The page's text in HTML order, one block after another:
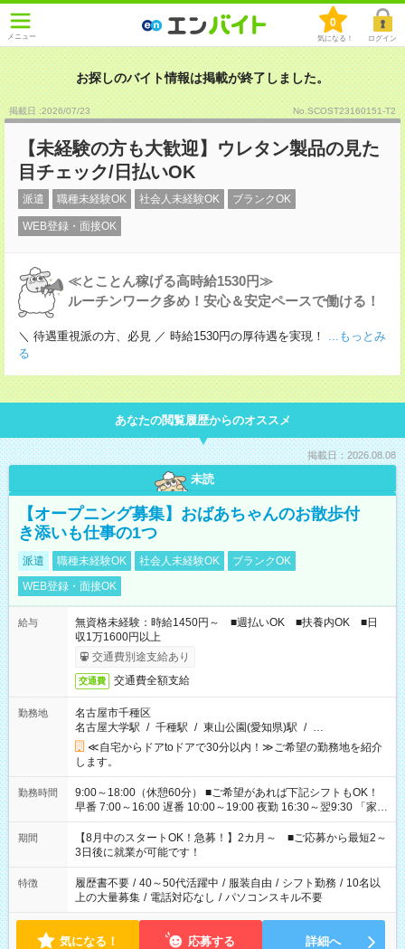
メニュー
0
気になる！ ログイン
お探しのバイト情報は掲載が終了しました。
掲載日 :2026/07/23 No.SCOST23160151-T2
【未経験の方も大歓迎】ウレタン製品の見た
目チェック/日払いOK
派遣 職種未経験OK 社会人未経験OK ブランクOK
WEB登録・面接OK
≪とことん稼げる高時給1530円≫
ルーチンワーク多め！安心＆安定ペースで働ける！
＼ 待遇重視派の方、必見 ／ 時給1530円の厚待遇を実現！
...もっとみ
る
あなたの閲覧履歴からのオススメ
掲載日：2026.08.08
未読
【オープニング募集】おばあちゃんのお散歩付
き添いも仕事の1つ
派遣 職種未経験OK 社会人未経験OK
ブランクOK
WEB登録・面接OK
給与
無資格未経験：時給1450円～ ■週払いOK ■扶養内OK ■日
収1万1600円以上
交通費別途支給あり
交通費 交通費全額支給
勤務地
名古屋市千種区
名古屋大学駅 / 千種駅 / 東山公園(愛知県)駅 / …
≪自宅からドアtoドアで30分以内！≫ご希望の勤務地を紹介
します。
勤務時間
9:00～18:00（休憩60分） ■ご希望があれば下記シフトもOK！
早番 7:00～16:00 遅番 10:00～19:00 夜勤 16:30～翌9:30 「家族
と休みを合わせたい」 「余裕を持って夕飯の準備がしたい」
「できれば残業はしたくない」 など、ご希望を教えてください
ね。 ※Wワーク希望の方へ 今ご覧のお仕事で希望する勤務時間
と、もう1つのお仕事の勤務時間。 合計で週40時間を超える場
合は応募できません。
期間
【8月中のスタートOK！急募！】2カ月～ ■ご応募から最短2～
3日後に就業が可能です！
特徴 履歴書不要 / 40～50代活躍中 / 服装自由 / シフト勤務 / 10名以
上の大量募集 / 電話対応なし / パソコンスキル不要
気になる！ 応募する 詳細へ